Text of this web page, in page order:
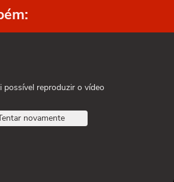
possível reproduzir o vídeo
novamente